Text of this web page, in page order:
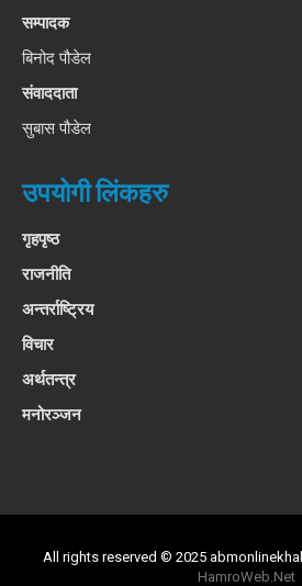
सम्पादक
बिनोद पौडेल
संवाददाता
सुबास पौडेल
उपयोगी लिंकहरु
गृहपृष्ठ
राजनीति
अन्तर्राष्ट्रिय
विचार
अर्थतन्त्र
मनोरञ्जन
All rights reserved © 2025
HamroWeb.Net